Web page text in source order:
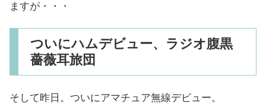
ますが・・・
ついにハムデビュー、ラジオ腹黒
薔薇耳旅団
そして昨日。ついにアマチュア無線デビュー。